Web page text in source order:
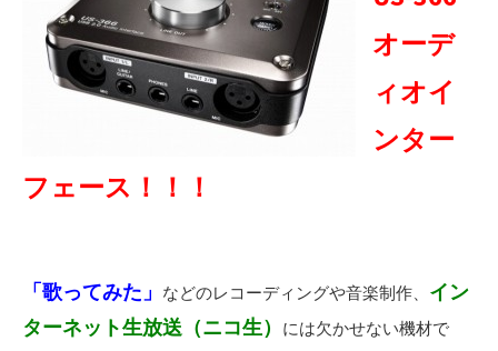
オーデ
ィオイ
ンター
フェース！！！
「歌ってみた」 などのレコーディングや音楽制作、 イン
ターネット生放送（ニコ生）
には欠かせない機材で